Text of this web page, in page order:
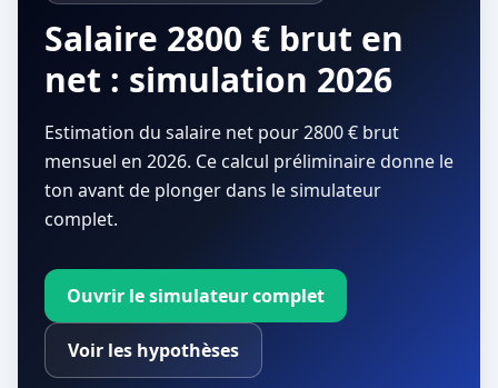
Salaire 2800 € brut en
net : simulation 2026
Estimation du salaire net pour 2800 € brut
mensuel en 2026. Ce calcul préliminaire donne le
ton avant de plonger dans le simulateur
complet.
Ouvrir le simulateur complet
Voir les hypothèses